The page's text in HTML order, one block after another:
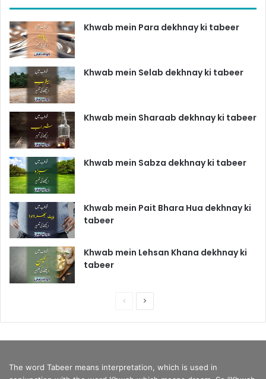
Khwab mein Para dekhnay ki tabeer
Khwab mein Selab dekhnay ki tabeer
Khwab mein Sharaab dekhnay ki tabeer
Khwab mein Sabza dekhnay ki tabeer
Khwab mein Pait Bhara Hua dekhnay ki
tabeer
Khwab mein Lehsan Khana dekhnay ki
tabeer
i
p
The word Tabeer means interpretation, which is used in